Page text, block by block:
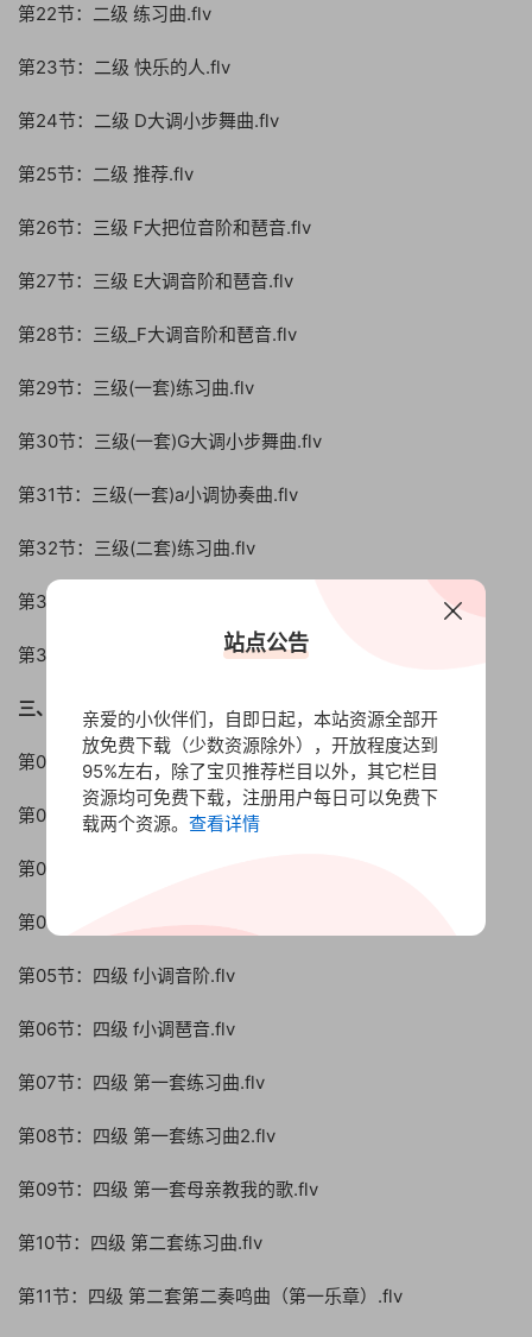
第22节：二级 练习曲.flv
第23节：二级 快乐的人.flv
第24节：二级 D大调小步舞曲.flv
第25节：二级 推荐.flv
第26节：三级 F大把位音阶和琶音.flv
第27节：三级 E大调音阶和琶音.flv
第28节：三级_F大调音阶和琶音.flv
第29节：三级(一套)练习曲.flv
第30节：三级(一套)G大调小步舞曲.flv
第31节：三级(一套)a小调协奏曲.flv
第32节：三级(二套)练习曲.flv
第33节：三级(二套)木兰辞.flv
第34节：三级(二套)降B大调奏鸣曲.flv
三、《大提琴考级4-5级》（共36课时）
第01节：四级 E大调音阶.flv
第02节：四级 E大调音阶与琶音.flv
第03节：四级 e小调音阶与琶音1.flv
第04节：四级 e小调音阶与琶音2.flv
第05节：四级 f小调音阶.flv
第06节：四级 f小调琶音.flv
第07节：四级 第一套练习曲.flv
第08节：四级 第一套练习曲2.flv
第09节：四级 第一套母亲教我的歌.flv
第10节：四级 第二套练习曲.flv
第11节：四级 第二套第二奏鸣曲（第一乐章）.flv
站点公告
亲爱的小伙伴们，自即日起，本站资源全部开
放免费下载（少数资源除外），开放程度达到
95%左右，除了宝贝推荐栏目以外，其它栏目
资源均可免费下载，注册用户每日可以免费下
载两个资源。 查看详情